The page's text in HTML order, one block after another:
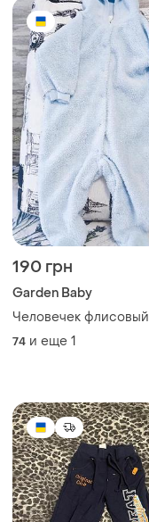
190 грн
Garden Baby
Человечек флисовый
74 и еще 1